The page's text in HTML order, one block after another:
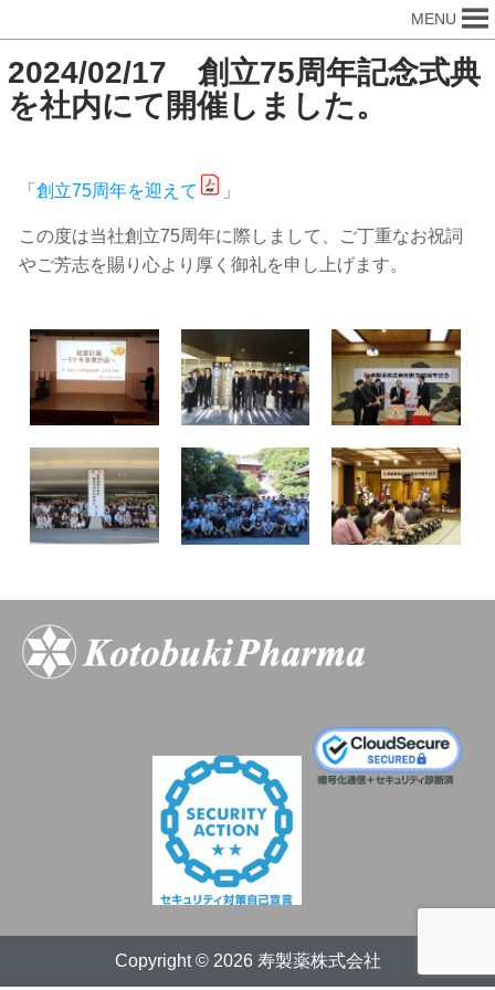
MENU
2024/02/17 創立75周年記念式典
を社内にて開催しました。
「 創立75周年を迎えて 」
この度は当社創立75周年に際しまして、ご丁重なお祝詞
やご芳志を賜り心より厚く御礼を申し上げます。
Copyright © 2026 寿製薬株式会社